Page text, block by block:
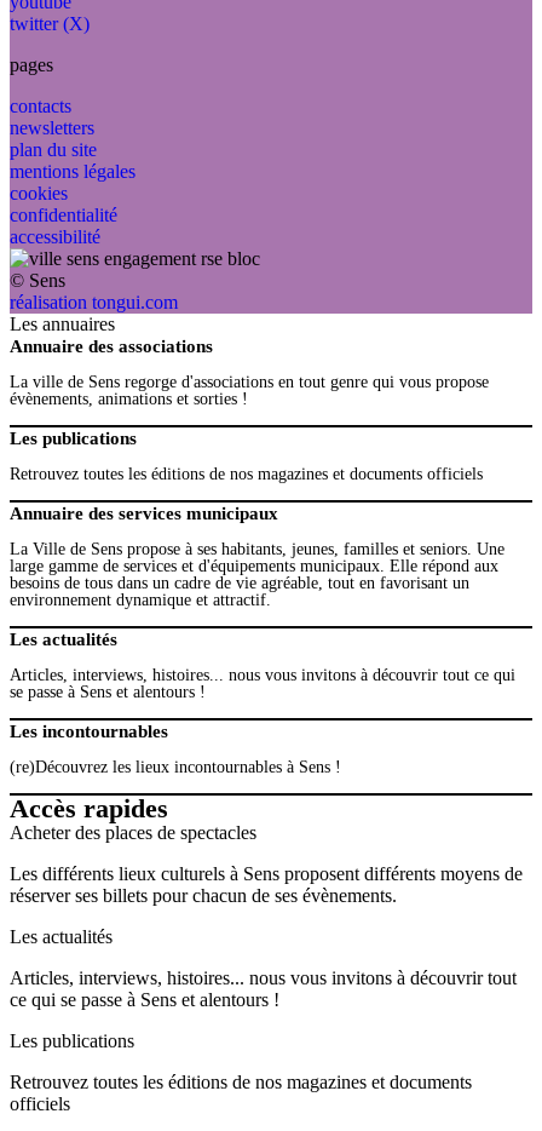
twitter (X)
pages
contacts
newsletters
plan du site
mentions légales
cookies
confidentialité
accessibilité
© Sens
réalisation tongui.com
Les annuaires
Annuaire des associations
La ville de Sens regorge d'associations en tout genre qui vous propose
évènements, animations et sorties !
Les publications
Retrouvez toutes les éditions de nos magazines et documents officiels
Annuaire des services municipaux
La Ville de Sens propose à ses habitants, jeunes, familles et seniors. Une
large gamme de services et d'équipements municipaux. Elle répond aux
besoins de tous dans un cadre de vie agréable, tout en favorisant un
environnement dynamique et attractif.
Les actualités
Articles, interviews, histoires... nous vous invitons à découvrir tout ce qui
se passe à Sens et alentours !
Les incontournables
(re)Découvrez les lieux incontournables à Sens !
Accès rapides
Acheter des places de spectacles
Les différents lieux culturels à Sens proposent différents moyens de
réserver ses billets pour chacun de ses évènements.
Les actualités
Articles, interviews, histoires... nous vous invitons à découvrir tout
ce qui se passe à Sens et alentours !
Les publications
Retrouvez toutes les éditions de nos magazines et documents
officiels